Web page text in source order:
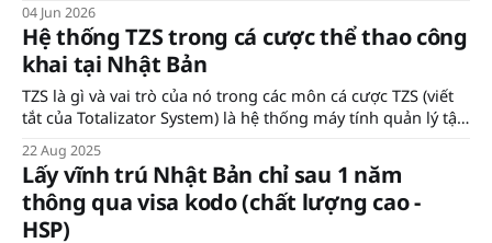
hợp đồng và AI.
04 Jun 2026
Hệ thống TZS trong cá cược thể thao công
khai tại Nhật Bản
TZS là gì và vai trò của nó trong các môn cá cược TZS (viết
tắt của Totalizator System) là hệ thống máy tính quản lý tập
hợp pháp ở Nhật Bản như đua ngựa (keiba), đua xe
22 Aug 2025
Lấy vĩnh trú Nhật Bản chỉ sau 1 năm
thông qua visa kodo (chất lượng cao -
HSP)